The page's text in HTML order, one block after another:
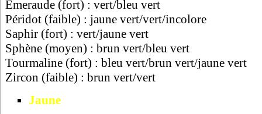
Émeraude (fort) : vert/bleu vert
Péridot (faible) : jaune vert/vert/incolore
Saphir (fort) : vert/jaune vert
Sphène (moyen) : brun vert/bleu vert
Tourmaline (fort) : bleu vert/brun vert/jaune vert
Zircon (faible) : brun vert/vert
Jaune